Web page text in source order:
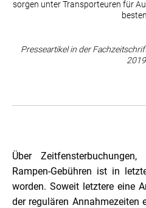
sorgen unter Transporteuren für
Presseartikel in der
2019
Über
Rampen-Gebühren ist in
worden. Soweit letztere eine
der regulären Annahmezeiten